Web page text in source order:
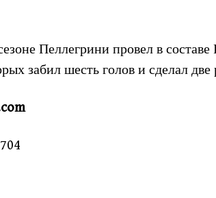
Пеллегрини провел в составе
забил шесть голов и сделал две
704